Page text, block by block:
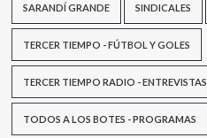
SARANDÍ GRANDE SINDICALES
TERCER TIEMPO - FÚTBOL Y GOLES
TERCER TIEMPO RADIO - ENTREVISTAS
TODOS A LOS BOTES - PROGRAMAS